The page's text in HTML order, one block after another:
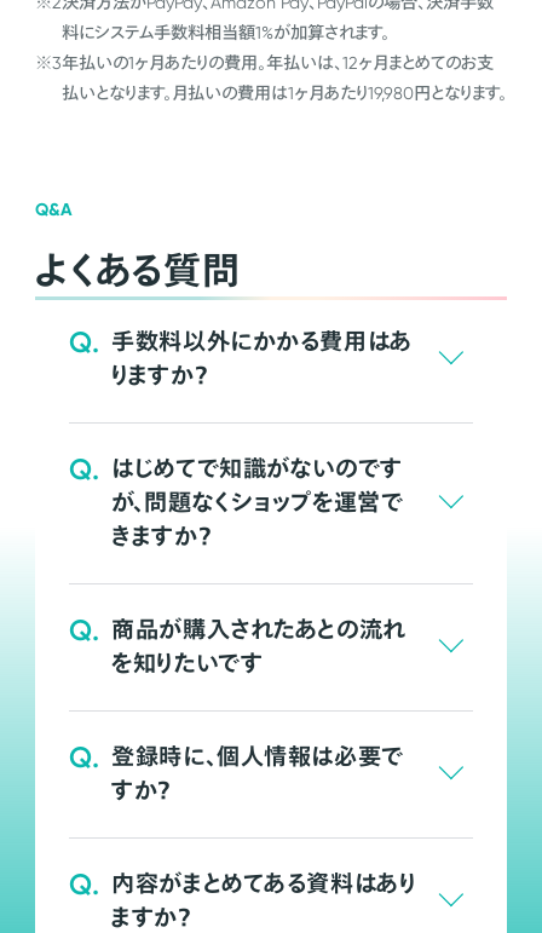
料にシステム手数料相当額1%が加算されます。
※3年払いの1ヶ月あたりの費用。年払いは、12ヶ月まとめてのお支
払いとなります。月払いの費用は1ヶ月あたり19,980円となります。
Q&A
よくある質問
Q. 手数料以外にかかる費用はあ
りますか？
Q. はじめてで知識がないのです
が、問題なくショップを運営で
きますか？
Q. 商品が購入されたあとの流れ
を知りたいです
Q. 登録時に、個人情報は必要で
すか？
Q. 内容がまとめてある資料はあり
ますか？